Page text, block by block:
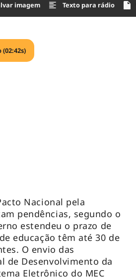
imagem Texto para rádio
Nacional pela
pendências, segundo o
estendeu o prazo de
educação têm até 30 de
O envio das
de Desenvolvimento da
Eletrônico do MEC